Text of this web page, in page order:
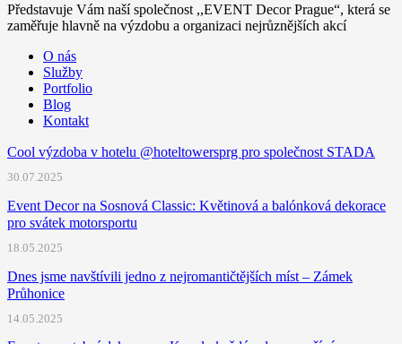
Představuje Vám naší společnost ,,EVENT Decor Prague“, která se
zaměřuje hlavně na výzdobu a organizaci nejrůznějších akcí
O nás
Služby
Portfolio
Blog
Kontakt
Cool výzdoba v hotelu @hoteltowersprg pro společnost STADA
30.07.2025
Event Decor na Sosnová Classic: Květinová a balónková dekorace
pro svátek motorsportu
18.05.2025
Dnes jsme navštívili jedno z nejromantičtějších míst – Zámek
Průhonice
14.05.2025